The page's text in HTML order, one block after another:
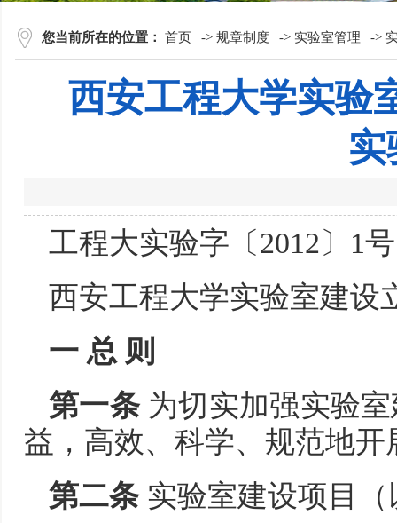
您当前所在的位置： 首页 -> 规章制度 -> 实验室管理 ->
西安工程大学实验
实
工程大实验字〔2012〕1
西安工程大学实验室建设
一 总 则
第一条为切实加强实验
益，高效、科学、规范地
第二条实验室建设项目（